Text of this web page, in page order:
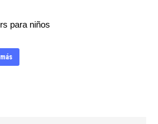
para niños